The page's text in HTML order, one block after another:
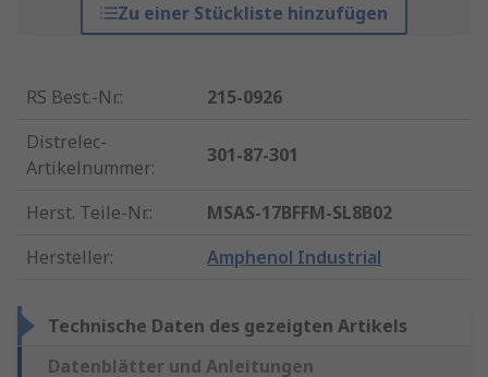
Zu einer Stückliste hinzufügen
RS Best.-Nr.:
215-0926
Distrelec-
Artikelnummer:
301-87-301
Herst. Teile-Nr.:
MSAS-17BFFM-SL8B02
Hersteller: Amphenol Industrial
Technische Daten des gezeigten Artikels
Datenblätter und Anleitungen